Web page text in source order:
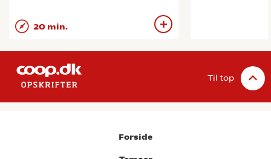
20 min.
Til top
Forside